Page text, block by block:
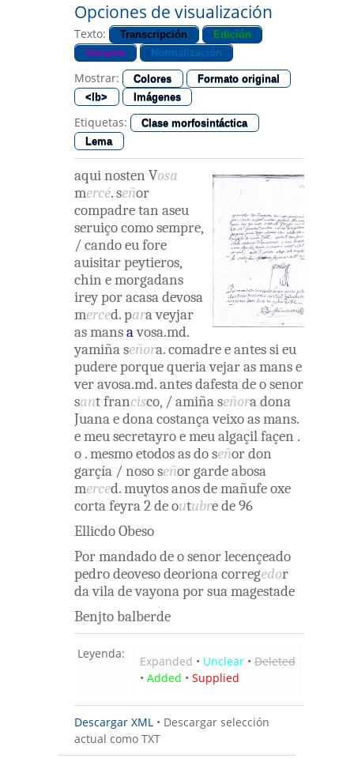
Opciones de visualización
Texto: Transcripción
Edición
Variante
Normalización
Mostrar: Colores
Formato original
<lb>
Imágenes
Etiquetas:
Clase morfosintáctica
Lema
aquinosten Vosa
mercé.señor
compadretan aseu
seruiçocomosempre,
/candoeufore
auisitarpeytieros,
chin emorgadans
ireypor acasadevosa
merced.paraveyjar
asmansavosa.md.
yamiñaseñora.comadreeantessieu
pudereporquequeriavejarasmanse
veravosa.md.antesdafestade osenor
santfrancisco, /amiñaseñoradona
Juanaedonacostançaveixoasmans.
emeusecretayroemeualgaçilfaçen .
o .mesmoetodosasdoseñordon
garçía /nososeñorgardeabosa
merced.muytosanosdemañufeoxe
cortafeyra2deoutubrede96
EllicdoObeso
Pormandadode osenorlecençeado
pedrodeovesodeorionacorregedor
daviladevayonaporsuamagestade
Benjtobalberde
Leyenda:
Expanded • Unclear • Deleted
• Added • Supplied
Descargar XML • Descargar selección
actual como TXT